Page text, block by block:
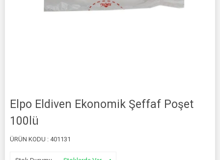
Elpo Eldiven Ekonomik Şeffaf Poşet
100lü
ÜRÜN KODU : 401131